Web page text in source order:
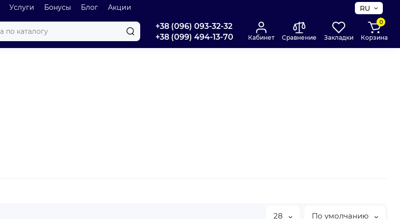
Услуги Бонусы Блог Акции RU
+38 (096) 093-32-32
+38 (099) 494-13-70
Кабинет Сравнение Закладки
0
Корзина
28 По умолчанию